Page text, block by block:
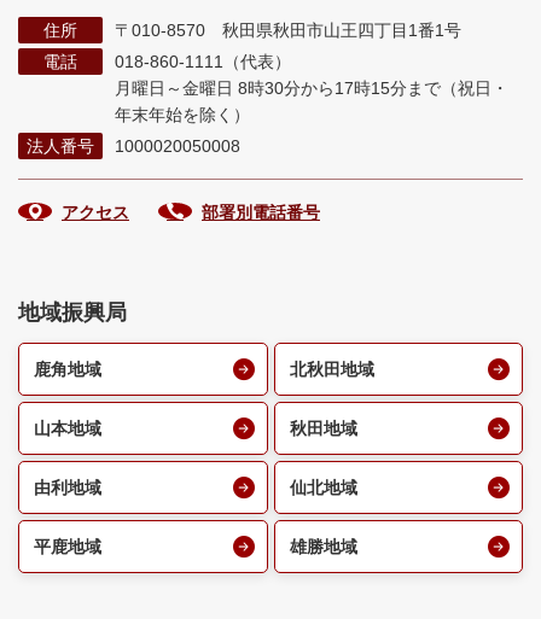
住所
〒010-8570 秋田県秋田市山王四丁目1番1号
電話
018-860-1111（代表）
月曜日～金曜日 8時30分から17時15分まで （祝日・
年末年始を除く）
法人番号
1000020050008
アクセス 部署別電話番号
地域振興局
鹿角地域 北秋田地域
山本地域 秋田地域
由利地域 仙北地域
平鹿地域 雄勝地域